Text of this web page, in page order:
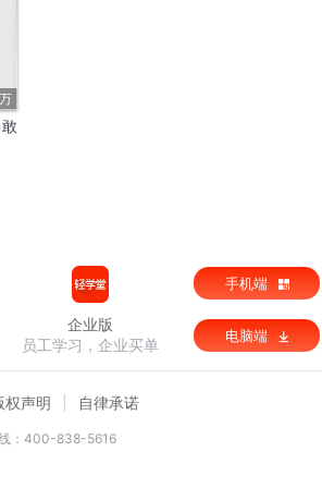
企业版
员工学习，企业买单
手机端
电脑端
权声明 自律承诺
：400-838-5616